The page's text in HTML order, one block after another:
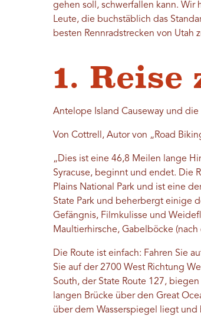
gehen soll, schwerfallen kann. Wir
Leute, die buchstäblich das
besten Rennradstrecken von Utah
1.
Antelope Island Causeway und
Von Cottrell, Autor von „Road
„Dies ist eine 46,8 Meilen lange
Syracuse, beginnt und endet. Die
Plains National Park und ist eine
State Park und beherbergt einige
Gefängnis, Filmkulisse und
Maultierhirsche, Gabelböcke
Die Route ist einfach: Fahren Sie
Sie auf der 2700 West Richtung
South, der State Route 127,
langen Brücke über den Great
über dem Wasserspiegel liegt